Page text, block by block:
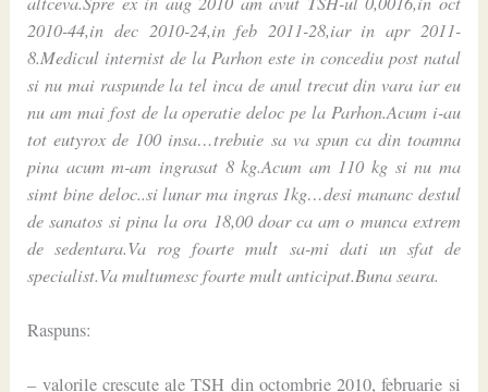
2010-44,in dec 2010-24,in feb 2011-28,iar in apr 2011-
8.Medicul internist de la Parhon este in concediu post natal
si nu mai raspunde la tel inca de anul trecut din vara iar eu
nu am mai fost de la operatie deloc pe la Parhon.Acum i-au
tot eutyrox de 100 insa…trebuie sa va spun ca din toamna
pina acum m-am ingrasat 8 kg.Acum am 110 kg si nu ma
simt bine deloc..si lunar ma ingras 1kg…desi mananc destul
de sanatos si pina la ora 18,00 doar ca am o munca extrem
de sedentara.Va rog foarte mult sa-mi dati un sfat de
specialist.Va multumesc foarte mult anticipat.Buna seara.
Raspuns:
– valorile crescute ale TSH din octombrie 2010, februarie si